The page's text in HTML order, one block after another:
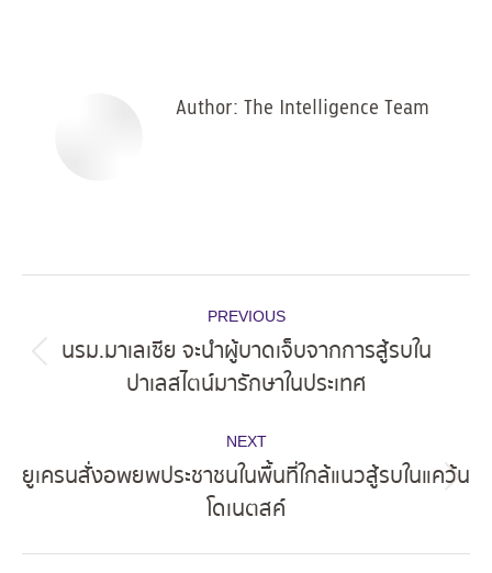
Author: The Intelligence Team
navigation
PREVIOUS
Previous
post:
นรม.มาเลเซีย จะนำผู้บาดเจ็บจากการสู้รบใน
ปาเลสไตน์มารักษาในประเทศ
NEXT
post:
ยูเครนสั่งอพยพประชาชนในพื้นที่ใกล้แนวสู้รบในแคว้น
โดเนตสค์